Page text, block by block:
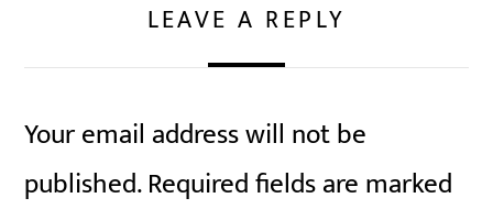
LEAVE A REPLY
Your email address will not be
published.Required fields are marked